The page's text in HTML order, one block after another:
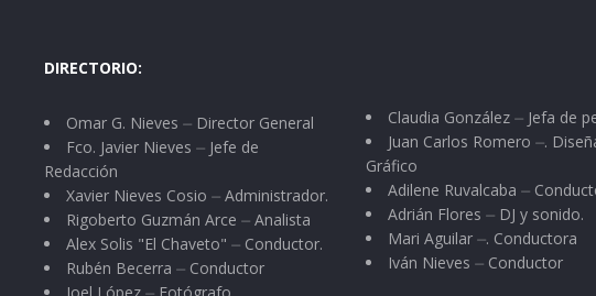
DIRECTORIO:
Omar G. Nieves ⏤ Director General
Fco. Javier Nieves ⏤ Jefe de
Redacción
Xavier Nieves Cosio ⏤ Administrador.
Rigoberto Guzmán Arce ⏤ Analista
Alex Solis "El Chaveto" ⏤ Conductor.
Rubén Becerra ⏤ Conductor
Claudia González ⏤ Jefa de
Juan Carlos Romero ⏤.
Gráfico
Adilene Ruvalcaba ⏤
Adrián Flores ⏤ DJ y sonido.
Mari Aguilar ⏤. Conductora
Iván Nieves ⏤ Conductor